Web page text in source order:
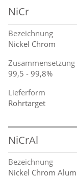
NiCr
Bezeichnung
Nickel Chrom
Zusammensetzung
99,5 - 99,8%
Lieferform
Rohrtarget
NiCrAl
Bezeichnung
Nickel Chrom